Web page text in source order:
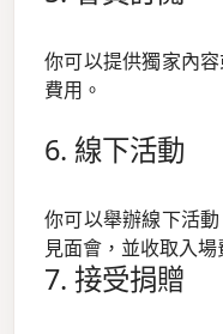
你可以提供獨家內
費用。
6. 線下活動
你可以舉辦線下活
見面會，並收取入場
7. 接受捐贈